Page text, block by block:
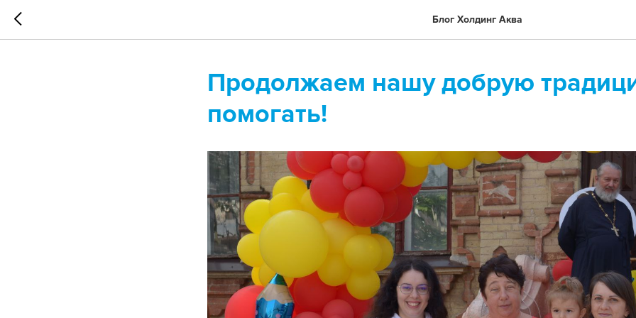
Блог Холдинг Аква
Продолжаем нашу добрую
помогать!